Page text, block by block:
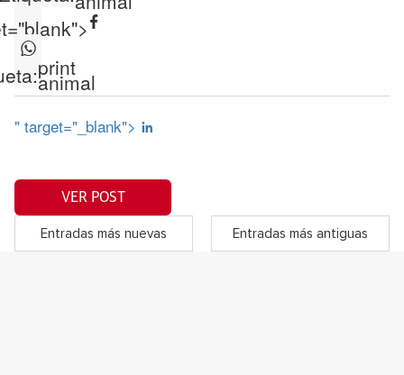
print
animal
" target="_blank">
VER POST
Entradas más nuevas Entradas más antiguas